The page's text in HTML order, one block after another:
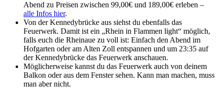
Abend zu Preisen zwischen 99,00€ und 189,00€ erleben –
alle Infos hier.
Von der Kennedybrücke aus siehst du ebenfalls das
Feuerwerk. Damit ist ein „Rhein in Flammen light“ möglich,
falls euch die Rheinaue zu voll ist: Einfach den Abend im
Hofgarten oder am Alten Zoll entspannen und um 23:35 auf
der Kennedybrücke das Feuerwerk anschauen.
Möglicherweise kannst du das Feuerwerk auch von deinem
Balkon oder aus dem Fenster sehen. Kann man machen, muss
man aber nicht.